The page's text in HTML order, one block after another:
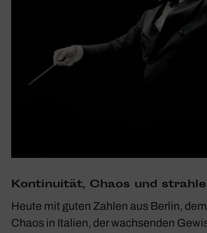
Konti­nuität, Chaos und
Heute mit guten Zahlen aus Berlin,
Chaos in Italien, der wachsenden